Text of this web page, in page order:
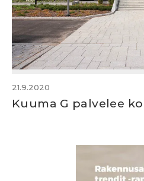
21.9.2020
Kuuma G palvelee